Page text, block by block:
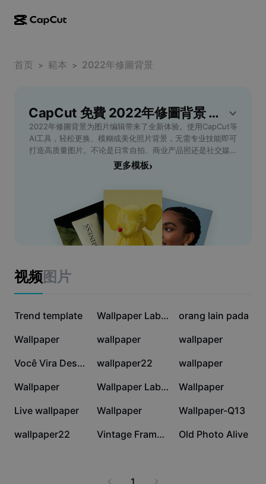
CapCut Desktop
CapCut Pad
CapCut Mobile
Video Studio
AI video generator
AI image generator
Dreamina Seedance 2.5
Nano Banana Pro
Auto captions
Caption templates
Video editor & generator
Image editor & generator
Voice generator & editor
Marketing
Social media templates
More
Anniversary templates
Effects templates
Industry templates
Recap templates
Initiatives
Affiliates
Creative Partner Program
CapCut Creative Campus
Trust Center
Help Center
Newsroom
About CapCut's Terms of Service
Dreamina Seedance 2.0 Launch
首页 > 範本 > 2022年修圖背景
CapCut 免費 2022年修圖背景 範本
2022年修圖背景为图片编辑带来了全新体验。使用CapCut等
AI工具，轻松更换、模糊或美化照片背景，无需专业技能即可
打造高质量图片。不论是日常自拍、商业产品照还是社交媒体
内容，用户都能根据不同场景和需求一键切换理想背景，提升
片都能精准表达氛围和主题。立即尝试2022年修圖背景解决
方案，让照片更具个性和质感，无论工作还是生活，都能留下
难忘瞬间。
更多模板›
视频图片
636.8K
Trend template 272.2K Wallpaper Labubu 111.4K
orang lain pada
63.4K
Wallpaper 59.1K
wallpaper 53K
wallpaper
50.6K Você Vira Desenho 25.1K
wallpaper22 13.5K
wallpaper
13.2K
Wallpaper 11K Wallpaper Labubu 2 6.8K
Wallpaper
1.6K
Live wallpaper 953
Wallpaper 910
Wallpaper-Q13
652
wallpaper22 5 Vintage Frame #001 4
Old Photo Alive
1